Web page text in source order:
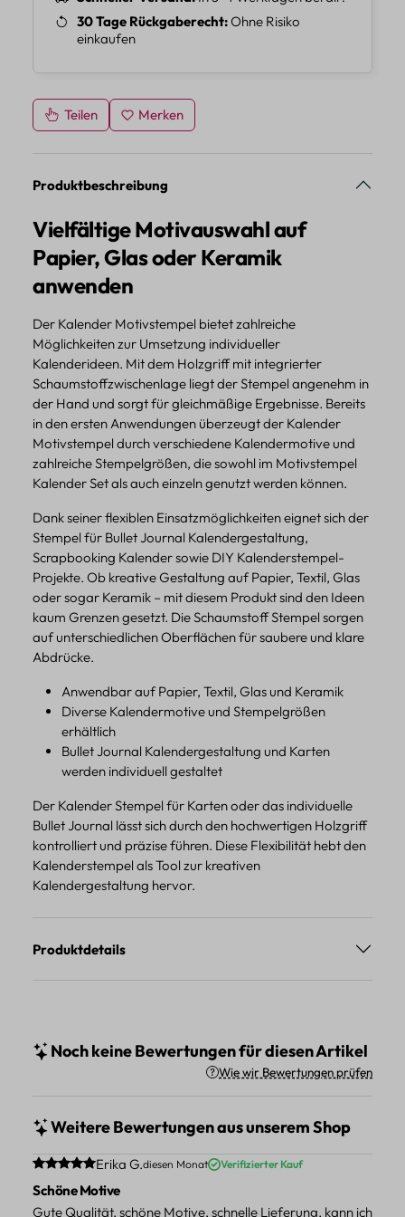
30 Tage Rückgaberecht Ohne Risiko
einkaufen
Teilen Merken
Produktbeschreibung
Vielfältige Motivauswahl auf
Papier, Glas oder Keramik
anwenden
Der Kalender Motivstempel bietet zahlreiche
Möglichkeiten zur Umsetzung individueller
Kalenderideen. Mit dem Holzgriff mit integrierter
Schaumstoffzwischenlage liegt der Stempel angenehm in
der Hand und sorgt für gleichmäßige Ergebnisse. Bereits
in den ersten Anwendungen überzeugt der Kalender
Motivstempel durch verschiedene Kalendermotive und
zahlreiche Stempelgrößen, die sowohl im Motivstempel
Kalender Set als auch einzeln genutzt werden können.
Dank seiner flexiblen Einsatzmöglichkeiten eignet sich der
Stempel für Bullet Journal Kalendergestaltung,
Scrapbooking Kalender sowie DIY Kalenderstempel-
Projekte. Ob kreative Gestaltung auf Papier, Textil, Glas
oder sogar Keramik – mit diesem Produkt sind den Ideen
kaum Grenzen gesetzt. Die Schaumstoff Stempel sorgen
auf unterschiedlichen Oberflächen für saubere und klare
Abdrücke.
Anwendbar auf Papier, Textil, Glas und Keramik
Diverse Kalendermotive und Stempelgrößen
erhältlich
Bullet Journal Kalendergestaltung und Karten
werden individuell gestaltet
Der Kalender Stempel für Karten oder das individuelle
Bullet Journal lässt sich durch den hochwertigen Holzgriff
kontrolliert und präzise führen. Diese Flexibilität hebt den
Kalenderstempel als Tool zur kreativen
Kalendergestaltung hervor.
Produktdetails
Noch keine Bewertungen für diesen Artikel
Wie wir Bewertungen prüfen
Weitere Bewertungen aus unserem Shop
Durchschnittliche Bewertung von 5 von 5 Sternen
Erika G.diesen Monat Verifizierter Kauf
Schöne Motive
Gute Qualität, schöne Motive, schnelle Lieferung, kann ich